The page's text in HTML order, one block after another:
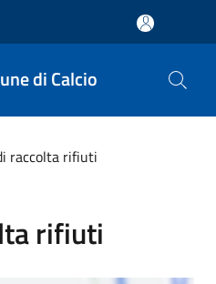
di Calcio
raccolta rifiuti
rifiuti